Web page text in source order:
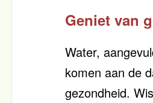
Geniet van
Water,
komen aan de
gezondheid.